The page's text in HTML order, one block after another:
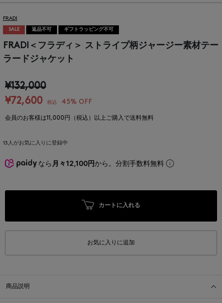
FRADI
SALE 返品不可 ギフトラッピング不可
FRADI＜フラディ＞ ストライプ柄ジャージー素材テー
ラードジャケット
¥132,000
¥72,600
税込 45% OFF
会員のお客様は11,000円（税込）以上ご購入で送料無料
13 人がお気に入りに登録中
なら 月々12,100円から。分割手数料無料
カートに入れる
お気に入りに追加
商品説明